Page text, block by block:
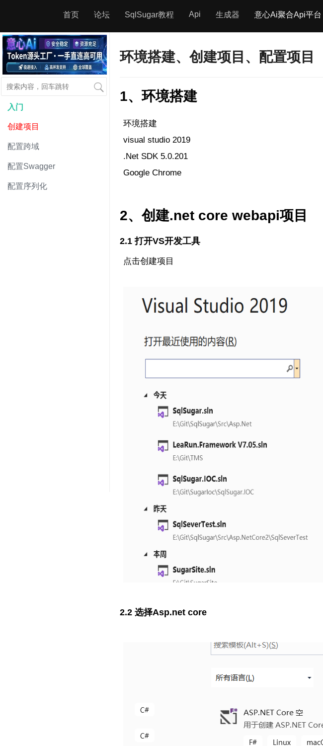
首页 论坛 SqlSugar教程 Api 生成器 意心Ai聚合Api平台
入门
创建项目
配置跨域
配置Swagger
配置序列化
环境搭建、创建项目、配置项目
1、环境搭建
环境搭建
visual studio 2019
.Net SDK 5.0.201
Google Chrome
2、创建.net core webapi项目
2.1 打开VS开发工具
点击创建项目
2.2 选择Asp.net core